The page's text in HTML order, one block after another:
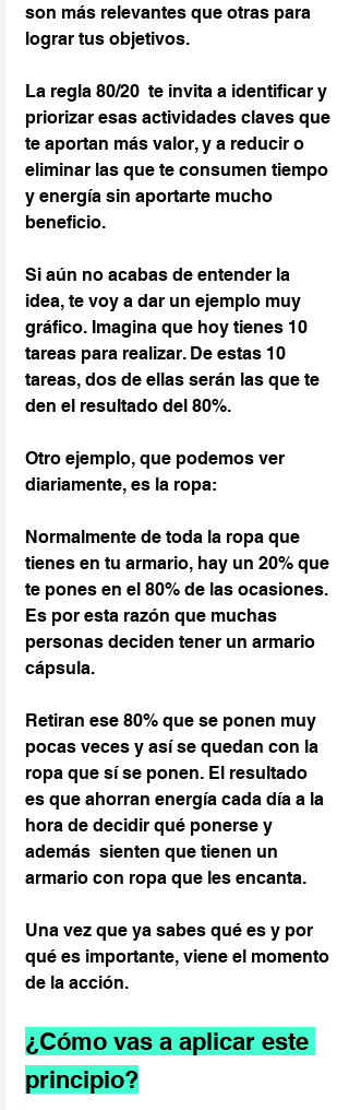
son más relevantes que otras para
lograr tus objetivos.
La regla 80/20  te invita a identificar y
priorizar esas actividades claves que
te aportan más valor, y a reducir o
eliminar las que te consumen tiempo
y energía sin aportarte mucho
beneficio.
Si aún no acabas de entender la
idea, te voy a dar un ejemplo muy
gráfico. Imagina que hoy tienes 10
tareas para realizar. De estas 10
tareas, dos de ellas serán las que te
den el resultado del 80%.
Otro ejemplo, que podemos ver
diariamente, es la ropa:
Normalmente de toda la ropa que
tienes en tu armario, hay un 20% que
te pones en el 80% de las ocasiones.
Es por esta razón que muchas
personas deciden tener un armario
cápsula.
Retiran ese 80% que se ponen muy
pocas veces y así se quedan con la
ropa que sí se ponen. El resultado
es que ahorran energía cada día a la
hora de decidir qué ponerse y
además  sienten que tienen un
armario con ropa que les encanta.
Una vez que ya sabes qué es y por
qué es importante, viene el momento
de la acción.
¿Cómo vas a aplicar este
principio?